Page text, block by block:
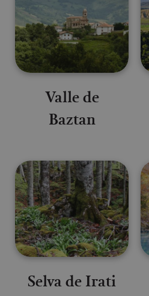
Valle de
Baztan
Selva de Irati